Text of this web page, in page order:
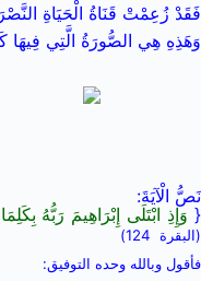
فَقَدْ زُعِمْتْ قَنَاةُ الْحَيَاةِ
وَهَذِهِ هِي الصُّورَةُ الَّتِي فِيهَا
نَصُّ الْآيَةَ:
{ وَإِذِ ابْتَلَى إِبْرَاهِيمَ رَبُّهُ
(البقرة
124)
فأقول وبالله وحده التوفيق: